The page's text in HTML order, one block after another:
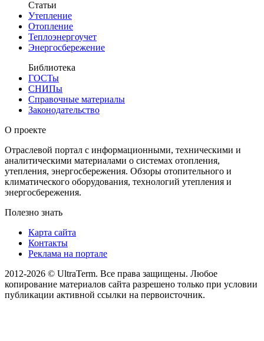
Статьи
Утепление
Отопление
Теплоэнергоучет
Энергосбережение
Библиотека
ГОСТы
СНИПы
Справочные материалы
Законодательство
О проекте
Отраслевой портал с информационными, техническими и
аналитическими материалами о системах отопления,
утепления, энергосбережения. Обзоры отопительного и
климатического оборудования, технологий утепления и
энергосбережения.
Полезно знать
Карта сайта
Контакты
Реклама на портале
2012-2026 © UltraTerm. Все права защищены. Любое
копирование материалов сайта разрешено только при условии
публикации активной ссылки на первоисточник.